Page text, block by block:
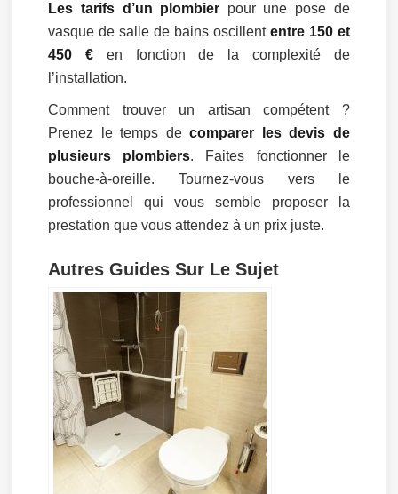
Les tarifs d’un plombier pour une pose de
vasque de salle de bains oscillent entre 150 et
450 € en fonction de la complexité de
l’installation.
Comment trouver un artisan compétent ?
Prenez le temps decomparer les devis de
plusieurs plombiers. Faites fonctionner le
bouche-à-oreille. Tournez-vous vers le
professionnel qui vous semble proposer la
prestation que vous attendez à un prix juste.
Autres Guides Sur Le Sujet